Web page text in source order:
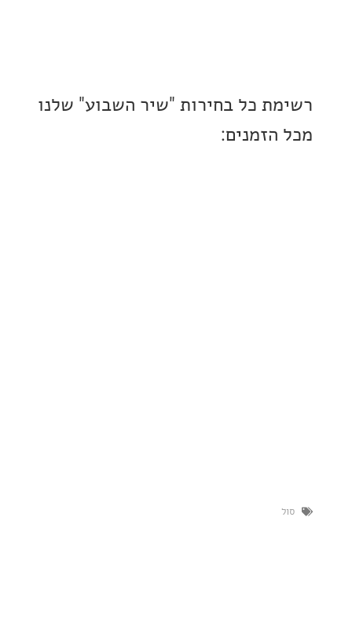
כל בחירות "שיר השבוע" שלנו